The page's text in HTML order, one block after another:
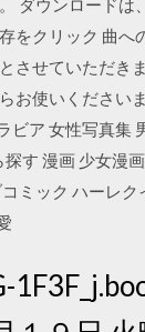
をクリック 曲へ
させていただき
お使いください
ビア 女性写真集
探す 漫画 少女漫
ミック ハーレク